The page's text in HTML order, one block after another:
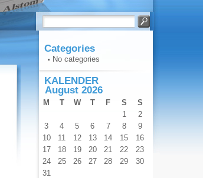
Categories
No categories
KALENDER
August 2026
M T W T F S
S
1
2
3
4 5 6 7 8
9
10
11 12 13 14 15
16
17
18 19 20 21 22
23
24
25 26 27 28 29
30
31